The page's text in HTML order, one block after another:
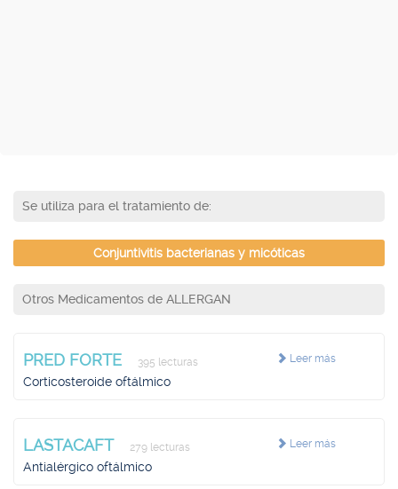
Se utiliza para el tratamiento de:
Conjuntivitis bacterianas y micóticas
Otros Medicamentos de ALLERGAN
Leer más
PRED FORTE 395 lecturas
Corticosteroide oftálmico
Leer más
LASTACAFT 279 lecturas
Antialérgico oftálmico